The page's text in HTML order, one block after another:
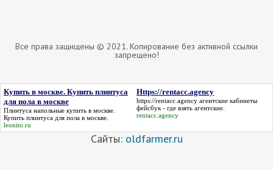
Все права защищены © 2021. Копирование без активной ссылки
запрещено!
Купить в москве. Купить плинтуса
для пола в москве
Плинтуса напольные купить в москве.
Купить плинтуса для пола в москве
leonito.ru
Https://rentacc.agency
https://rentacc.agency агентские кабинеты
фейсбук - где взять агентские.
rentacc.agency
Сайты: oldfarmer.ru